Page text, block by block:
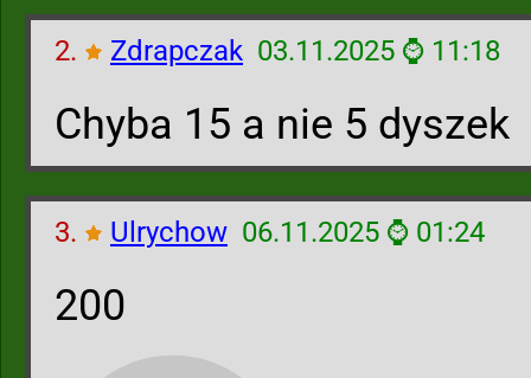
2. Zdrapczak 03.11.2025 ⌚ 11:18
Chyba 15 a nie 5 dyszek
3. Ulrychow 06.11.2025 ⌚ 01:24
200